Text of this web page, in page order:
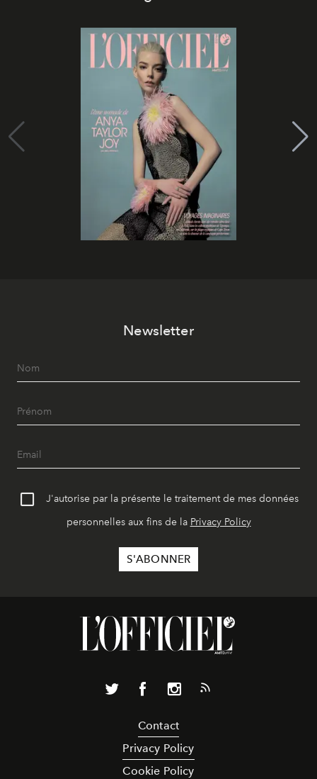
Newsletter
J'autorise par la présente le traitement de mes données
personnelles aux fins de la Privacy Policy
Contact
Privacy Policy
Cookie Policy